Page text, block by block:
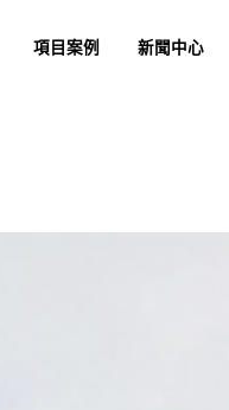
in/www/wwwroot/
項目案例 新聞中心